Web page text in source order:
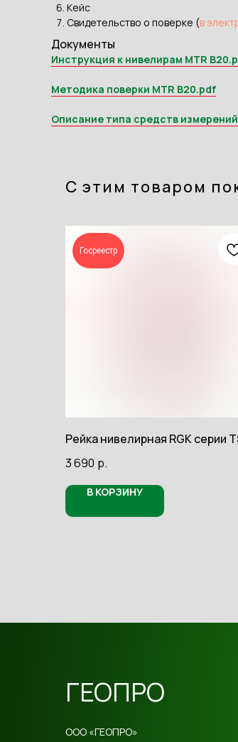
Кейс
Свидетельство о поверке (в
Документы
Инструкция к нивелирам MTR
Методика поверки MTR B20.pdf
Описание типа средств
С этим товаром
Госреестр
Рейка нивелирная RGK серии
3 690 р.
В КОРЗИНУ
ООО «ГЕОПРО»
ГЕОПРО